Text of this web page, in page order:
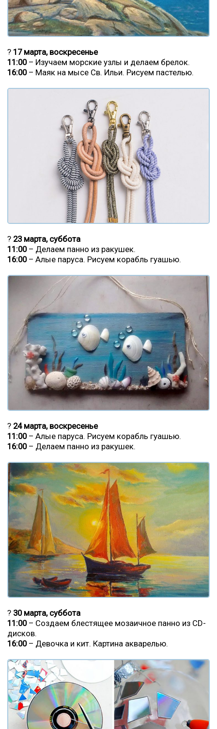
? 17 марта, воскресенье
11:00– Изучаем морские узлы и делаем брелок.
16:00– Маяк на мысе Св. Ильи. Рисуем пастелью.
? 23 марта, суббота
11:00– Делаем панно из ракушек.
16:00– Алые паруса. Рисуем корабль гуашью.
? 24 марта, воскресенье
11:00– Алые паруса. Рисуем корабль гуашью.
16:00– Делаем панно из ракушек.
? 30 марта, суббота
11:00– Создаем блестящее мозаичное панно из CD-
дисков.
16:00– Девочка и кит. Картина акварелью.